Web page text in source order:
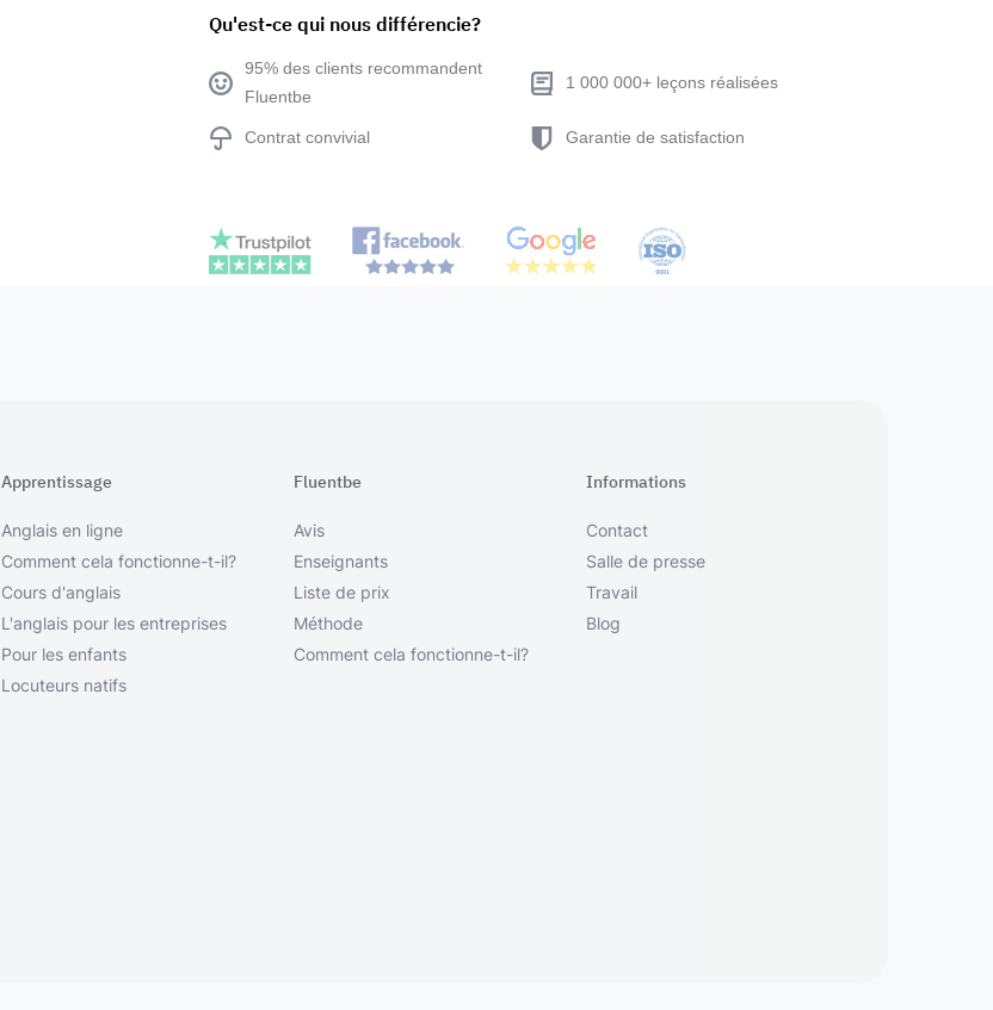
Qu'est-ce qui nous différencie?
95% des clients recommandent
Fluentbe
1 000 000+ leçons réalisées
Contrat convivial Garantie de satisfaction
Apprentissage
Anglais en ligne
Comment cela fonctionne-t-il?
Cours d'anglais
L'anglais pour les entreprises
Pour les enfants
Locuteurs natifs
Fluentbe
Avis
Enseignants
Liste de prix
Méthode
Comment cela fonctionne-t-il?
Informations
Contact
Salle de presse
Travail
Blog